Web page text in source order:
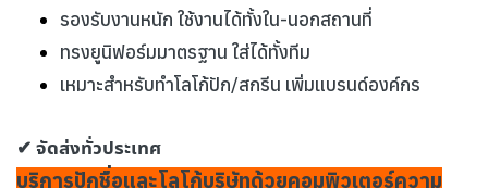
รองรับงานหนัก ใช้งานได้ทั้งใน-นอกสถานที่
ทรงยูนิฟอร์มมาตรฐาน ใส่ได้ทั้งทีม
เหมาะสำหรับทำโลโก้ปัก/สกรีน เพิ่มแบรนด์องค์กร
✔ จัดส่งทั่วประเทศ
บริการปักชื่อและโลโก้บริษัทด้วยคอมพิวเตอร์ความ